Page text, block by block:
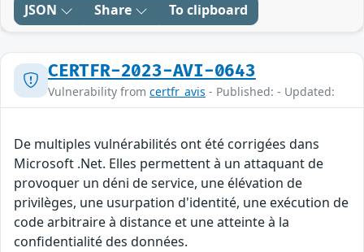
JSON Share To clipboard
CERTFR-2023-AVI-0643
Vulnerability from certfr_avis - Published: - Updated:
De multiples vulnérabilités ont été corrigées dans
Microsoft .Net. Elles permettent à un attaquant de
provoquer un déni de service, une élévation de
privilèges, une usurpation d'identité, une exécution de
code arbitraire à distance et une atteinte à la
confidentialité des données.